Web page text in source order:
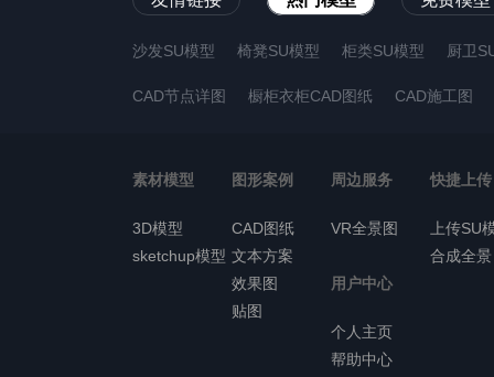
沙发SU模型 椅凳SU模型 柜类SU模型 厨卫
CAD节点详图 橱柜衣柜CAD图纸 CAD施工图
素材模型
3D模型
sketchup模型
图形案例
CAD图纸
文本方案
效果图
贴图
周边服务
VR全景图
快捷上传
上传SU
合成全景
用户中心
个人主页
帮助中心